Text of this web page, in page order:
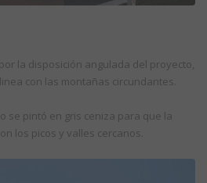
la disposición angulada del proyecto,
con las montañas circundantes.
se pintó en gris ceniza para que la
los picos y valles cercanos.